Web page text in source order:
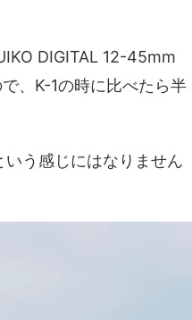
DIGITAL 12-45mm
、K-1の時に比べたら半
う感じにはなりません